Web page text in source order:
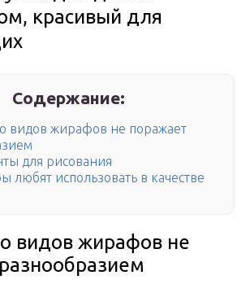
красивый для
Содержание:
видов жирафов не поражает
для рисования
любят использовать в качестве
видов жирафов не